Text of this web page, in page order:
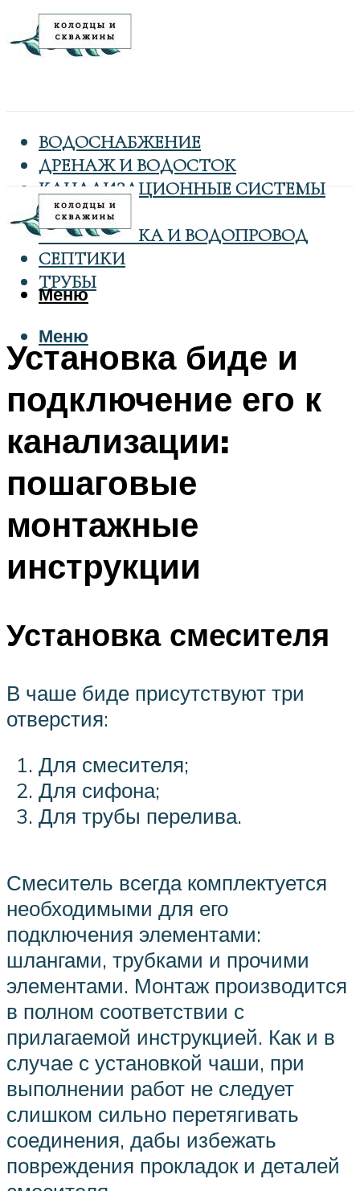
ВОДОСНАБЖЕНИЕ
ДРЕНАЖ И ВОДОСТОК
КАНАЛИЗАЦИОННЫЕ СИСТЕМЫ
КОЛОДЦЫ
САНТЕХНИКА И ВОДОПРОВОД
СЕПТИКИ
ТРУБЫ
Меню
Меню
Установка биде и
подключение его к
канализации:
пошаговые
монтажные
инструкции
Установка смесителя
В чаше биде присутствуют три
отверстия:
Для смесителя;
Для сифона;
Для трубы перелива.
Смеситель всегда комплектуется
необходимыми для его
подключения элементами:
шлангами, трубками и прочими
элементами. Монтаж производится
в полном соответствии с
прилагаемой инструкцией. Как и в
случае с установкой чаши, при
выполнении работ не следует
слишком сильно перетягивать
соединения, дабы избежать
повреждения прокладок и деталей